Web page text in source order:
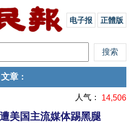
电子报 正體版
文章 ：
人气： 14,506
美国主流媒体踢黑腿